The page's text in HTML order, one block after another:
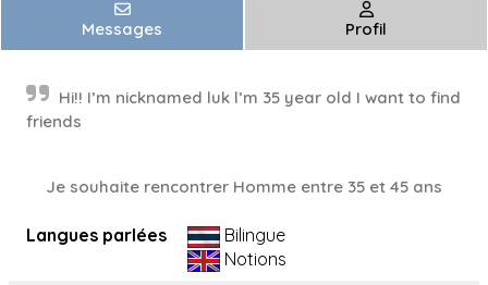
Messages Profil
Hi!! I’m nicknamed luk l’m 35 year old I want to find
friends
Je souhaite rencontrer Homme entre 35 et 45 ans
Langues parlées
Bilingue
Notions